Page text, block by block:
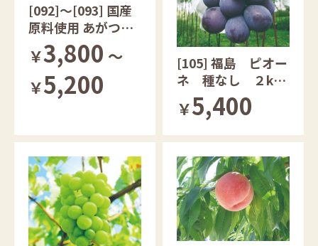
[092]～[093] 国産
原料使用 あがつま
の漬物セット
￥3,800 ～
￥5,200
[105] 福島 ピオー
ネ 種なし ２kg
（４～６房）
￥5,400